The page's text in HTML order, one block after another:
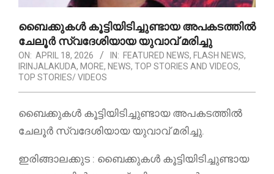
ബൈക്കുകൾ കൂട്ടിയിടിച്ചുണ്ടായ അപകടത്തിൽ
ചേലൂർ സ്വദേശിയായ യുവാവ് മരിച്ചു
ON: APRIL 18, 2026 IN: FEATURED NEWS, FLASH NEWS,
IRINJALAKUDA, MORE, NEWS, TOP STORIES AND VIDEOS,
TOP STORIES/ VIDEOS
ബൈക്കുകൾ കൂട്ടിയിടിച്ചുണ്ടായ അപകടത്തിൽ
ചേലൂർ സ്വദേശിയായ യുവാവ് മരിച്ചു.
ഇരിങ്ങാലക്കുട : ബൈക്കുകൾ കൂട്ടിയിടിച്ചുണ്ടായ